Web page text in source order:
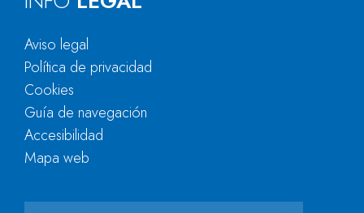
Aviso legal
Política de privacidad
Cookies
Guía de navegación
Accesibilidad
Mapa web